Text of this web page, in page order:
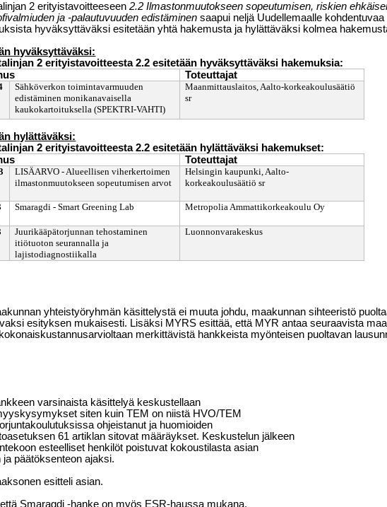
2 erityistavoitteeseen2.2 Ilmastonmuutokseen sopeutumisen, riskien
ja -palautuvuuden edistäminensaapui neljä Uudellemaalle
hyväksyttäväksi esitetään yhtä hakemusta ja hylättäväksi kolmea
hyväksyttäväksi:
2 erityistavoitteesta 2.2 esitetään hyväksyttäväksi hakemuksia:
Toteuttajat
Sähköverkon toimintavarmuuden
edistäminen monikanavaisella
kaukokartoituksella (SPEKTRI-VAHTI)
Maanmittauslaitos, Aalto-korkeakoulusäätiö
sr
hylättäväksi:
2 erityistavoitteesta 2.2 esitetään hylättäväksi hakemukset:
Toteuttajat
LISÄARVO - Alueellisen viherkertoimen
ilmastonmuutokseen sopeutumisen arvot
Helsingin kaupunki, Aalto-
korkeakoulusäätiö sr
Smaragdi - Smart Greening Lab Metropolia Ammattikorkeakoulu Oy
Juurikääpätorjunnan tehostaminen
itiötuoton seurannalla ja
lajistodiagnostiikalla
Luonnonvarakeskus
yhteistyöryhmän käsittelystä ei muuta johdu, maakunnan sihteeristö
esityksen mukaisesti. Lisäksi MYRS esittää, että MYR antaa seuraavista
merkittävistä hankkeista myönteisen puoltavan
varsinaista käsittelyä keskustellaan
siten kuin TEM on niistä HVO/TEM
ohjeistanut ja huomioiden
61 artiklan sitovat määräykset. Keskustelun jälkeen
esteelliset henkilöt poistuvat kokoustilasta asian
ja päätöksenteon ajaksi.
esitteli asian.
Smaragdi -hanke on myös ESR-haussa mukana.